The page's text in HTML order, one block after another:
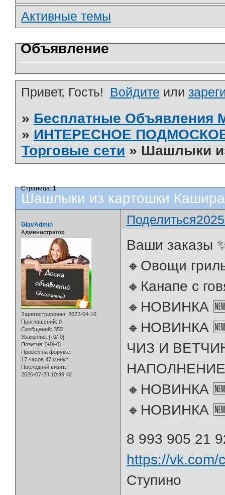
Активные темы
Объявление
Привет, Гость! Войдите или
» Бесплатные
» ИНТЕРЕСНОЕ
Торговые сети » Шашлыки
Шашлыки из картошки
Страница:1
Поделиться
GlavAdmin
Администратор
Зарегистрирован: 2022-04-16
Приглашений: 0
Сообщений: 353
Уважение: [+0/-0]
Позитив: [+0/-0]
Провел на форуме:
17 часов 47 минут
Последний визит:
2026-07-23 10:49:42
Ваши заказы
🔸Овощи
🔸Канапе с
🔸НОВИНКА
🔸НОВИНКА
ЧИЗ И
🔸НОВИНКА
🔸НОВИНКА
8 993 905 21
https://vk.com/
Ступино